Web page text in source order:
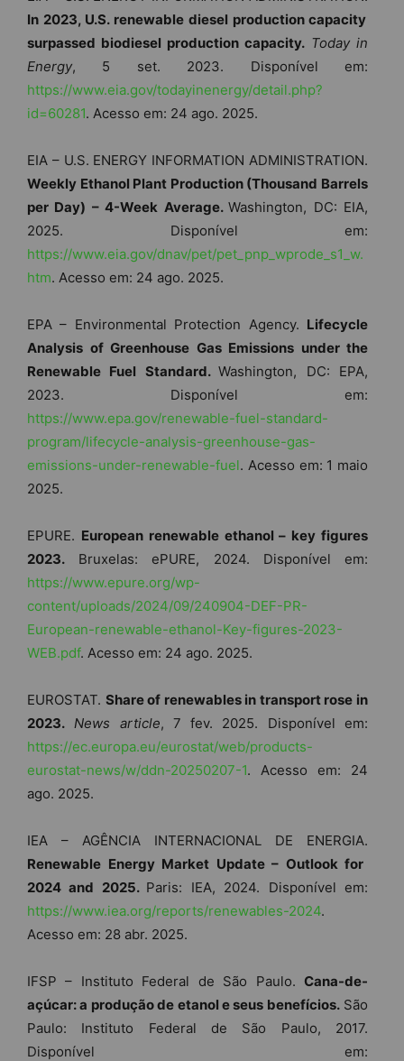
In 2023, U.S. renewable diesel production capacity
surpassed biodiesel production capacity. Today in
Energy, 5 set. 2023. Disponível em:
https://www.eia.gov/todayinenergy/detail.php?
id=60281. Acesso em: 24 ago. 2025.
EIA – U.S. ENERGY INFORMATION ADMINISTRATION.
Weekly Ethanol Plant Production (Thousand Barrels
per Day) – 4-Week Average.Washington, DC: EIA,
2025. Disponível em:
https://www.eia.gov/dnav/pet/pet_pnp_wprode_s1_w.
htm. Acesso em: 24 ago. 2025.
EPA – Environmental Protection Agency. Lifecycle
Analysis of Greenhouse Gas Emissions under the
Renewable Fuel Standard.Washington, DC: EPA,
2023. Disponível em:
https://www.epa.gov/renewable-fuel-standard-
program/lifecycle-analysis-greenhouse-gas-
emissions-under-renewable-fuel. Acesso em: 1 maio
2025.
EPURE. European renewable ethanol – key figures
2023. Bruxelas: ePURE, 2024. Disponível em:
https://www.epure.org/wp-
content/uploads/2024/09/240904-DEF-PR-
European-renewable-ethanol-Key-figures-2023-
WEB.pdf. Acesso em: 24 ago. 2025.
EUROSTAT. Share of renewables in transport rose in
2023. News article, 7 fev. 2025. Disponível em:
https://ec.europa.eu/eurostat/web/products-
eurostat-news/w/ddn-20250207-1. Acesso em: 24
ago. 2025.
IEA – AGÊNCIA INTERNACIONAL DE ENERGIA.
Renewable Energy Market Update – Outlook for
2024 and 2025. Paris: IEA, 2024. Disponível em:
https://www.iea.org/reports/renewables-2024.
Acesso em: 28 abr. 2025.
IFSP – Instituto Federal de São Paulo. Cana-de-
açúcar: a produção de etanol e seus benefícios.São
Paulo: Instituto Federal de São Paulo, 2017.
Disponível em: